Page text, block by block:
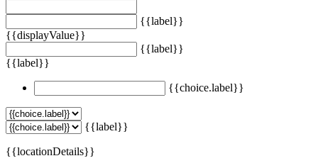
{{label}}
{{displayValue}}
{{label}}
{{label}}
{{choice.label}}
{{label}}
{{locationDetails}}